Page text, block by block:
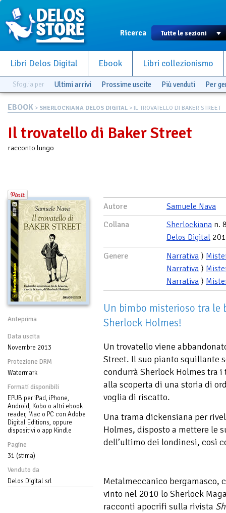
Ricerca
Libri Delos Digital Ebook Libri collezionismo
Sfoglia per Ultimi arrivi Prossime uscite Più venduti Per
EBOOK > SHERLOCKIANA DELOS DIGITAL > IL TROVATELLO DI BAKER STREET
Il trovatello di Baker Street
racconto lungo
Anteprima
Data uscita
Novembre 2013
Protezione DRM
Watermark
Formati disponibili
EPUB per iPad, iPhone,
Android, Kobo o altri ebook
reader, Mac o PC con Adobe
Digital Editions, oppure
dispositivi o app Kindle
Pagine
31 (stima)
Venduto da
Delos Digital srl
Autore
Samuele Nava
Collana
Sherlockiana n.
Delos Digital
Genere
Narrativa ⟩
Narrativa ⟩
Narrativa ⟩
Un bimbo misterioso tra le
Sherlock Holmes!
Un trovatello viene
Street. Il suo pianto squillante
condurrà Sherlock Holmes tra
alla scoperta di una storia di
voglia di riscatto.
Una trama dickensiana per
Holmes, disposto a mettere le
dell’ultimo dei londinesi, così
Metalmeccanico bergamasco,
vinto nel 2010 lo Sherlock
racconti apocrifi sulla rivista